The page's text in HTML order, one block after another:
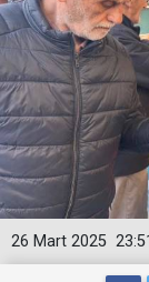
26 Mart 2025